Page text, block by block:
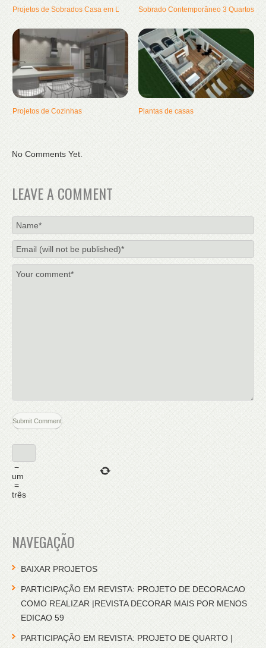
Projetos de Sobrados Casa em L Sobrado Contemporâneo 3 Quartos
Projetos de Cozinhas Plantas de casas
No Comments Yet.
LEAVE A COMMENT
−
um
=
três
NAVEGAÇÃO
BAIXAR PROJETOS
PARTICIPAÇÃO EM REVISTA: PROJETO DE DECORACAO
COMO REALIZAR |REVISTA DECORAR MAIS POR MENOS
EDICAO 59
PARTICIPAÇÃO EM REVISTA: PROJETO DE QUARTO |